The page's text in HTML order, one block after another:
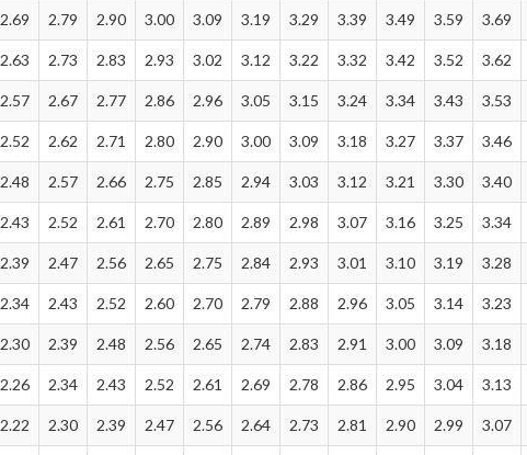
2.69 2.79 2.90 3.00 3.09 3.19 3.29 3.39 3.49 3.59 3.69
2.63 2.73 2.83 2.93 3.02 3.12 3.22 3.32 3.42 3.52 3.62
2.57 2.67 2.77 2.86 2.96 3.05 3.15 3.24 3.34 3.43 3.53
2.52 2.62 2.71 2.80 2.90 3.00 3.09 3.18 3.27 3.37 3.46
2.48 2.57 2.66 2.75 2.85 2.94 3.03 3.12 3.21 3.30 3.40
2.43 2.52 2.61 2.70 2.80 2.89 2.98 3.07 3.16 3.25 3.34
2.39 2.47 2.56 2.65 2.75 2.84 2.93 3.01 3.10 3.19 3.28
2.34 2.43 2.52 2.60 2.70 2.79 2.88 2.96 3.05 3.14 3.23
2.30 2.39 2.48 2.56 2.65 2.74 2.83 2.91 3.00 3.09 3.18
2.26 2.34 2.43 2.52 2.61 2.69 2.78 2.86 2.95 3.04 3.13
2.22 2.30 2.39 2.47 2.56 2.64 2.73 2.81 2.90 2.99 3.07